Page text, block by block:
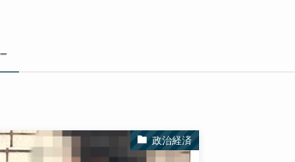
政治経済